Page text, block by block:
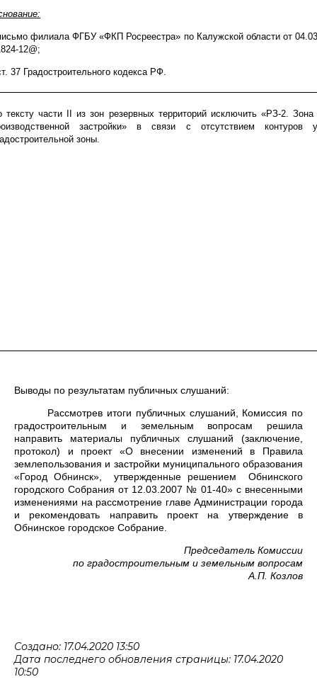
филиала ФГБУ «ФКП Росреестра» по Калужской области от
12@;
37 Градостроительного кодекса РФ.
тексту части
из зон резервных территорий исключить «РЗ-2. Зона
застройки» в связи с отсутствием контуров
зоны.
Выводы по результатам публичных слушаний:
Рассмотрев итоги публичных слушаний, Комиссия по
градостроительным и земельным вопросам решила
направить материалы публичных слушаний (заключение,
протокол) и проект «О внесении изменений в Правила
землепользования и застройки муниципального образования
«Город Обнинск»,
утвержденные решением
Обнинского
городского Собрания от 12.03.2007 № 01-40» с внесенными
изменениями на рассмотрение главе Администрации города
и рекомендовать направить проект на утверждение в
Обнинское городское Собрание.
Председатель Комиссии
по градостроительным и земельным вопросам
А.П. Козлов
Создано: 17.04.2020 13:50
Дата последнего обновления страницы: 17.04.2020
10:50